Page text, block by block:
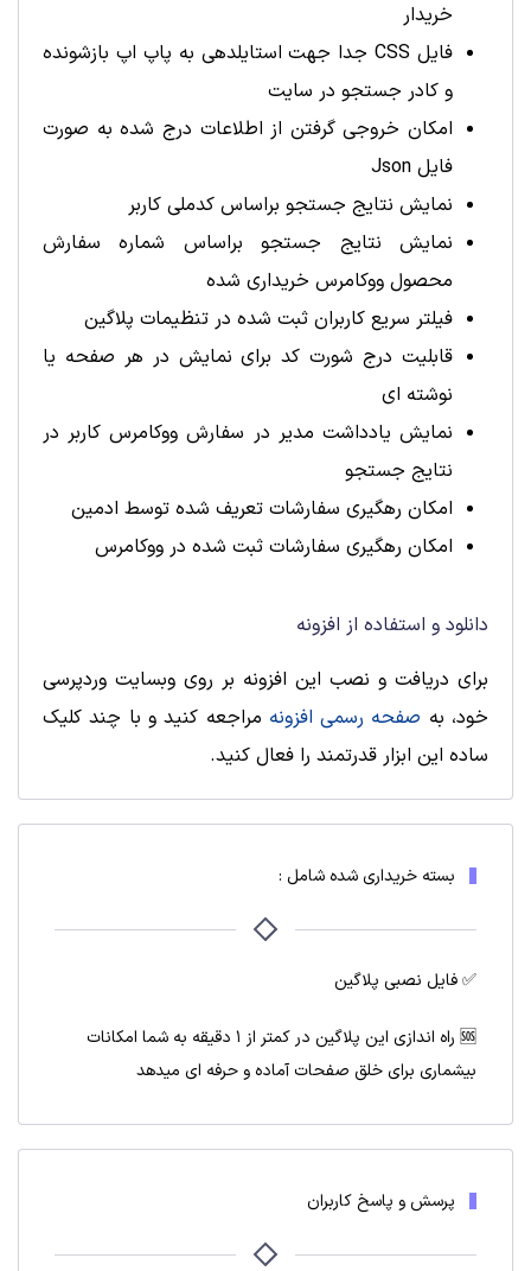
خریدار
فایل CSS جدا جهت استایلدهی به پاپ اپ بازشونده
و کادر جستجو در سایت
امکان خروجی گرفتن از اطلاعات درج شده به صورت
فایل Json
نمایش نتایج جستجو براساس کدملی کاربر
نمایش نتایج جستجو براساس شماره سفارش
محصول ووکامرس خریداری شده
فیلتر سریع کاربران ثبت شده در تنظیمات پلاگین
قابلیت درج شورت کد برای نمایش در هر صفحه یا
نوشته ای
نمایش یادداشت مدیر در سفارش ووکامرس کاربر در
نتایج جستجو
امکان رهگیری سفارشات تعریف شده توسط ادمین
امکان رهگیری سفارشات ثبت شده در ووکامرس
دانلود و استفاده از افزونه
برای دریافت و نصب این افزونه بر روی وبسایت وردپرسی
خود، به صفحه رسمی افزونه مراجعه کنید و با چند کلیک
ساده این ابزار قدرتمند را فعال کنید.
بسته خریداری شده شامل :
✅ فایل نصبی پلاگین
🆘 راه اندازی این پلاگین در کمتر از ۱ دقیقه به شما امکانات
بیشماری برای خلق صفحات آماده و حرفه ای میدهد
پرسش و پاسخ کاربران